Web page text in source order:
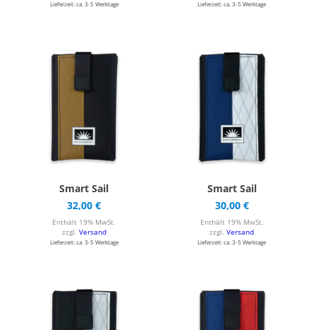
Lieferzeit: ca. 3-5 Werktage Lieferzeit: ca. 3-5 Werktage
Smart Sail
32,00€
Enthält 19% MwSt.
zzgl. Versand
Lieferzeit: ca. 3-5 Werktage
Smart Sail
30,00 €
Enthält 19% MwSt.
zzgl.Versand
Lieferzeit: ca. 3-5 Werktage